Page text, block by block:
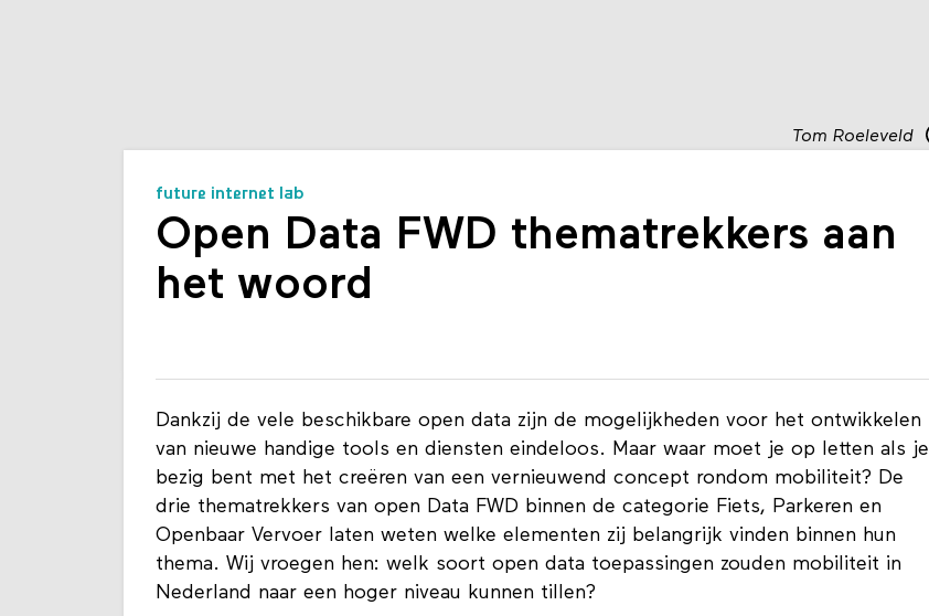
Tom Roeleveld
future internet lab
Open Data FWD thematrekkers aan
het woord
Dankzij de vele beschikbare open data zijn de mogelijkheden voor het ontwikkelen
van nieuwe handige tools en diensten eindeloos. Maar waar moet je op letten als je
bezig bent met het creëren van een vernieuwend concept rondom mobiliteit? De
drie thematrekkers van open Data FWD binnen de categorie Fiets, Parkeren en
Openbaar Vervoer laten weten welke elementen zij belangrijk vinden binnen hun
thema. Wij vroegen hen: welk soort open data toepassingen zouden mobiliteit in
Nederland naar een hoger niveau kunnen tillen?